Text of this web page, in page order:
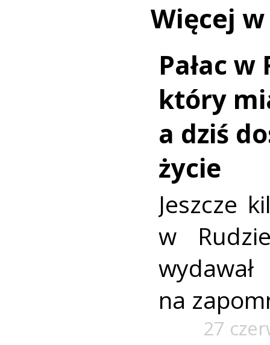
Więcej
Pałac w
który
a dziś
życie
Jeszcze
w
na
27